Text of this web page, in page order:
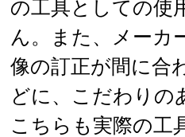
の工具としての使
ん。また、メーカ
像の訂正が間に合
どに、こだわりの
こちらも実際の工